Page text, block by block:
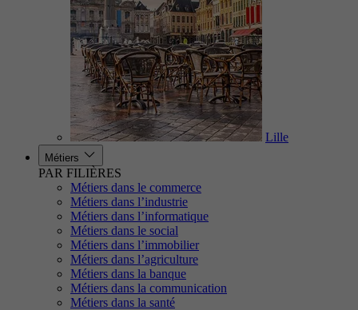
Lille
Métiers
PAR FILIÈRES
Métiers dans le commerce
Métiers dans l’industrie
Métiers dans l’informatique
Métiers dans le social
Métiers dans l’immobilier
Métiers dans l’agriculture
Métiers dans la banque
Métiers dans la communication
Métiers dans la santé